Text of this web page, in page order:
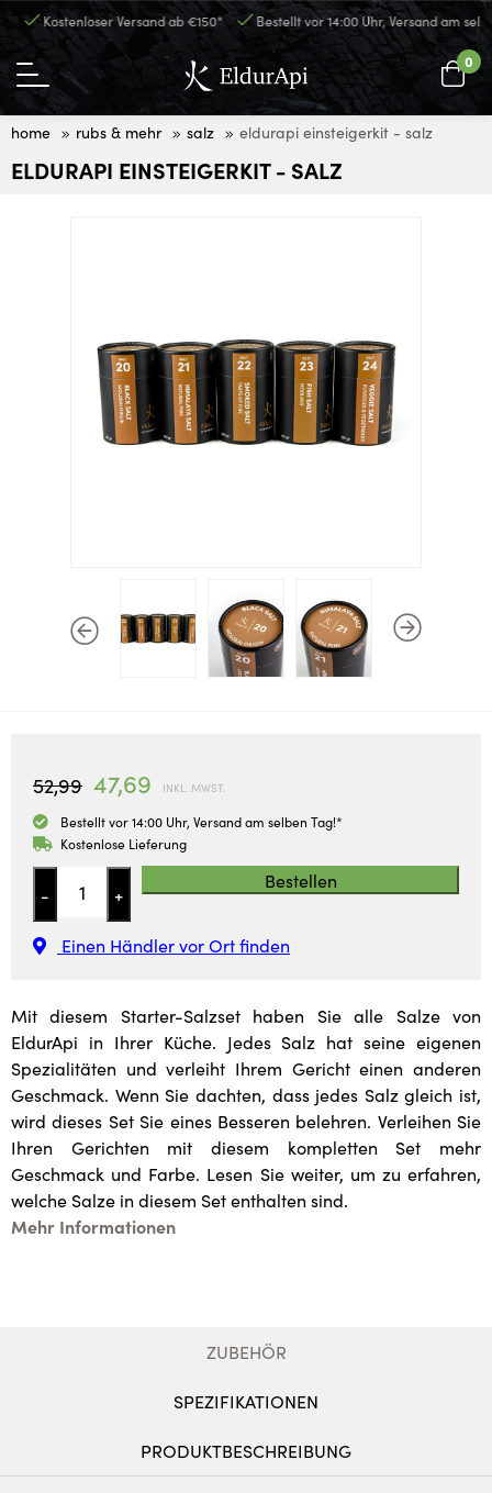
Kostenloser Versand ab €150* Bestellt vor 14:00 Uhr, Versand am
0
home rubs & mehr salz eldurapi einsteigerkit - salz
ELDURAPI EINSTEIGERKIT - SALZ
52,99 47,69 INKL. MWST.
Bestellt vor 14:00 Uhr, Versand am selben Tag!*
Kostenlose Lieferung
- +
Bestellen
Einen Händler vor Ort finden
Mit diesem Starter-Salzset haben Sie alle Salze von
EldurApi in Ihrer Küche. Jedes Salz hat seine eigenen
Spezialitäten und verleiht Ihrem Gericht einen anderen
Geschmack. Wenn Sie dachten, dass jedes Salz gleich ist,
wird dieses Set Sie eines Besseren belehren. Verleihen Sie
Ihren Gerichten mit diesem kompletten Set mehr
Geschmack und Farbe. Lesen Sie weiter, um zu erfahren,
welche Salze in diesem Set enthalten sind.
Mehr Informationen
ZUBEHÖR
SPEZIFIKATIONEN
PRODUKTBESCHREIBUNG